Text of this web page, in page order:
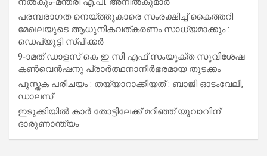
പരമ്പരാഗത നെയ്ത്തുകാരെ സംരക്ഷിച്ച് കൈത്തറി
മേഖലയുടെ ആധുനികവത്കരണം സാധ്യമാക്കും :
ഡെപ്യൂട്ടി സ്പീക്കർ
9-ാമത് ഡാളസ് കെ ഇ സി എഫ് സംയുക്ത സുവിശേഷ
കൺവെൻഷനു പ്രാർത്ഥനാനിർഭരമായ തുടക്കം
പുസ്തക പരിചയം : തയ്യാറാക്കിയത് : ബാജി ഓടംവേലി,
ഡാലസ്
ഇടുക്കിയിൽ കാർ തോട്ടിലേക്ക് മറിഞ്ഞ് യുവാവിന്
ദാരുണാന്ത്യം